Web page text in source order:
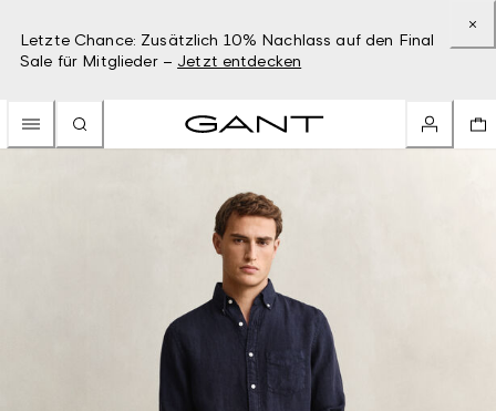
Letzte Chance: Zusätzlich 10% Nachlass auf den Final
Sale für Mitglieder – Jetzt entdecken